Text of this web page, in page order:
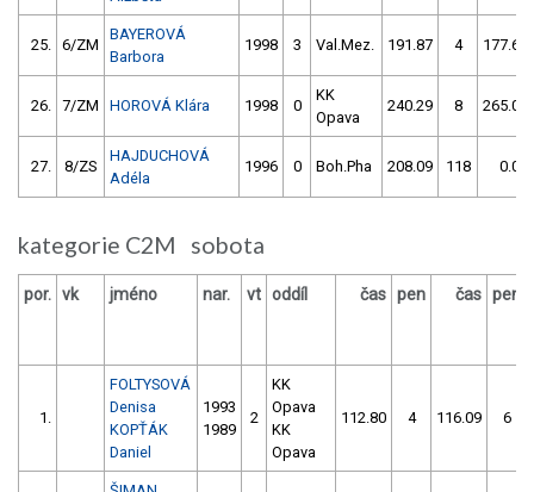
25. 6/ZM
BAYEROVÁ
Barbora
1998 3 Val.Mez. 191.87 4 177.67
26. 7/ZM HOROVÁ Klára 1998 0
KK
Opava
240.29 8 265.00
27. 8/ZS
HAJDUCHOVÁ
Adéla
1996 0 Boh.Pha 208.09 118 0.00
kategorie C2M sobota
por. vk jméno nar. vt oddíl čas pen čas pen
1.
FOLTYSOVÁ
Denisa
KOPŤÁK
Daniel
1993
1989
2
KK
Opava
KK
Opava
112.80 4 116.09 6